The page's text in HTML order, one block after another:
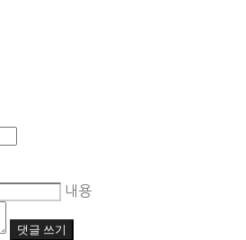
내용
댓글 쓰기